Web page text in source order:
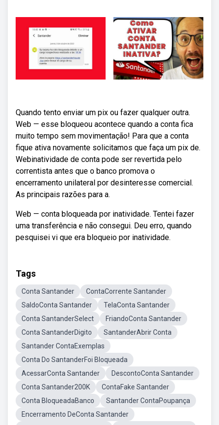
Quando tento enviar um pix ou fazer qualquer outra.
Web — esse bloqueou acontece quando a conta fica
muito tempo sem movimentação! Para que a conta
fique ativa novamente solicitamos que faça um pix de.
Webinatividade de conta pode ser revertida pelo
correntista antes que o banco promova o
encerramento unilateral por desinteresse comercial.
As principais razões para a.
Web — conta bloqueada por inatividade. Tentei fazer
uma transferência e não consegui. Deu erro, quando
pesquisei vi que era bloqueio por inatividade.
Tags
Conta Santander
ContaCorrente Santander
SaldoConta Santander
TelaConta Santander
Conta SantanderSelect
FriandoConta Santander
Conta SantanderDigito
SantanderAbrir Conta
Santander ContaExemplas
Conta Do SantanderFoi Bloqueada
AcessarConta Santander
DescontoConta Santander
Conta Santander200K
ContaFake Santander
Conta BloqueadaBanco
Santander ContaPoupança
Encerramento DeConta Santander